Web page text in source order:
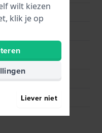
mm
wilt kiezen
klik je op
Liever niet